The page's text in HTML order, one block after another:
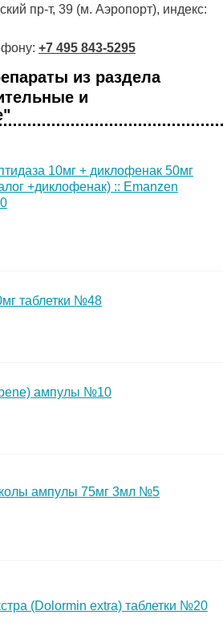
пр-т, 39 (м. Аэропорт), индекс:
+7 495 843-5295
из раздела
и
10мг + диклофенак 50мг
+диклофенак) :: Emanzen
таблетки №48
ампулы №10
ампулы 75мг 3мл №5
(Dolormin extra) таблетки №20